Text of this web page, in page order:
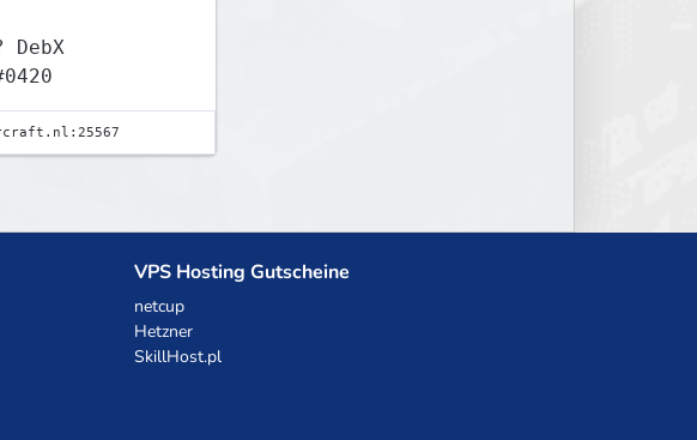
VPS Hosting Gutscheine
netcup
Hetzner
SkillHost.pl